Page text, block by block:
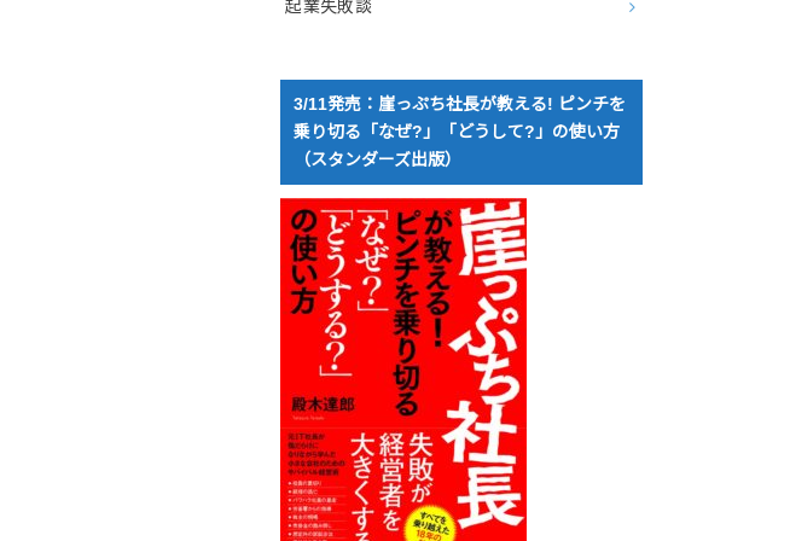
起業失敗談
3/11発売：崖っぷち社長が教える! ピンチを
乗り切る「なぜ?」「どうして?」の使い方
（スタンダーズ出版）